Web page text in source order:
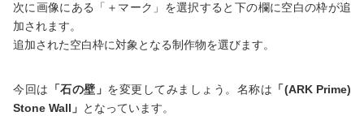
次に画像にある「＋マーク」を選択すると下の欄に空白の枠が追
加されます。
追加された空白枠に対象となる制作物を選びます。
今回は 「石の壁」 を変更してみましょう。名称は 「(ARK Prime)
Stone Wall」 となっています。